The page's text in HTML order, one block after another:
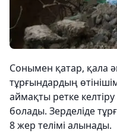
Сонымен қатар, қала
тұрғындардың
аймақты ретке
болады. Зерделіде
8 жер телімі алынады.